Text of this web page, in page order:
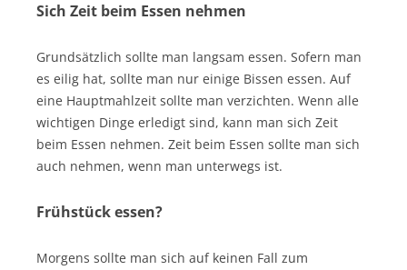
Sich Zeit beim Essen nehmen
Grundsätzlich sollte man langsam essen. Sofern man
es eilig hat, sollte man nur einige Bissen essen. Auf
eine Hauptmahlzeit sollte man verzichten. Wenn alle
wichtigen Dinge erledigt sind, kann man sich Zeit
beim Essen nehmen. Zeit beim Essen sollte man sich
auch nehmen, wenn man unterwegs ist.
Frühstück essen?
Morgens sollte man sich auf keinen Fall zum